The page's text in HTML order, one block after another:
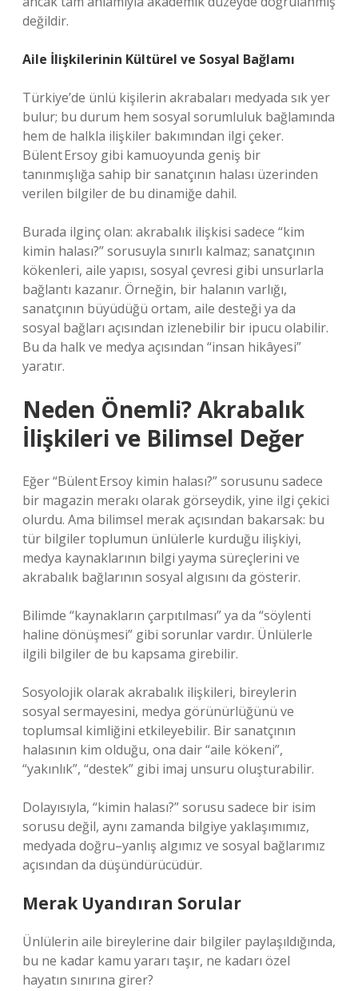
değildir.
Aile İlişkilerinin Kültürel ve Sosyal Bağlamı
Türkiye’de ünlü kişilerin akrabaları medyada sık yer
bulur; bu durum hem sosyal sorumluluk bağlamında
hem de halkla ilişkiler bakımından ilgi çeker.
Bülent Ersoy gibi kamuoyunda geniş bir
tanınmışlığa sahip bir sanatçının halası üzerinden
verilen bilgiler de bu dinamiğe dahil.
Burada ilginç olan: akrabalık ilişkisi sadece “kim
kimin halası?” sorusuyla sınırlı kalmaz; sanatçının
kökenleri, aile yapısı, sosyal çevresi gibi unsurlarla
bağlantı kazanır. Örneğin, bir halanın varlığı,
sanatçının büyüdüğü ortam, aile desteği ya da
sosyal bağları açısından izlenebilir bir ipucu olabilir.
Bu da halk ve medya açısından “insan hikâyesi”
yaratır.
Neden Önemli? Akrabalık
İlişkileri ve Bilimsel Değer
Eğer “Bülent Ersoy kimin halası?” sorusunu sadece
bir magazin merakı olarak görseydik, yine ilgi çekici
olurdu. Ama bilimsel merak açısından bakarsak: bu
tür bilgiler toplumun ünlülerle kurduğu ilişkiyi,
medya kaynaklarının bilgi yayma süreçlerini ve
akrabalık bağlarının sosyal algısını da gösterir.
Bilimde “kaynakların çarpıtılması” ya da “söylenti
haline dönüşmesi” gibi sorunlar vardır. Ünlülerle
ilgili bilgiler de bu kapsama girebilir.
Sosyolojik olarak akrabalık ilişkileri, bireylerin
sosyal sermayesini, medya görünürlüğünü ve
toplumsal kimliğini etkileyebilir. Bir sanatçının
halasının kim olduğu, ona dair “aile kökeni”,
“yakınlık”, “destek” gibi imaj unsuru oluşturabilir.
Dolayısıyla, “kimin halası?” sorusu sadece bir isim
sorusu değil, aynı zamanda bilgiye yaklaşımımız,
medyada doğru–yanlış algımız ve sosyal bağlarımız
açısından da düşündürücüdür.
Merak Uyandıran Sorular
Ünlülerin aile bireylerine dair bilgiler paylaşıldığında,
bu ne kadar kamu yararı taşır, ne kadarı özel
hayatın sınırına girer?